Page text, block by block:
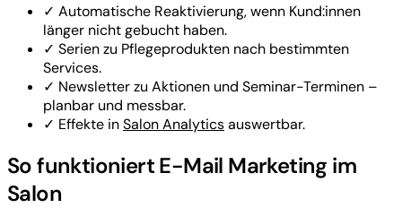
✓ Automatische Reaktivierung, wenn Kund:innen
länger nicht gebucht haben.
✓ Serien zu Pflegeprodukten nach bestimmten
Services.
✓ Newsletter zu Aktionen und Seminar-Terminen –
planbar und messbar.
✓ Effekte inSalon Analyticsauswertbar.
So funktioniert E-Mail Marketing im
Salon